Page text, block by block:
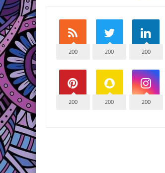
200
200
200
200
200
200